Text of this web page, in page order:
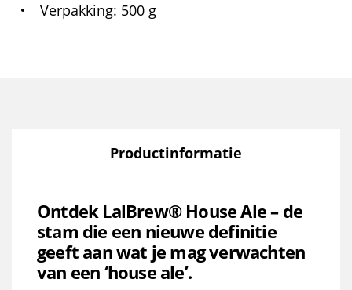
Verpakking 500 g
Productinformatie
Ontdek LalBrew® House Ale – de
stam die een nieuwe definitie
geeft aan wat je mag verwachten
van een ‘house ale’.